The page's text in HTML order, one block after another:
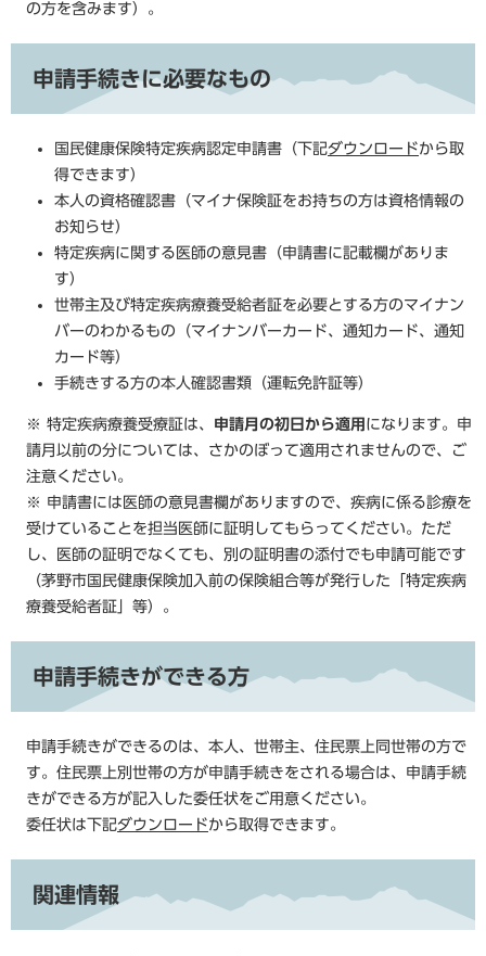
の方を含みます）。
申請手続きに必要なもの
国民健康保険特定疾病認定申請書（下記ダウンロードから取
得できます）
本人の資格確認書（マイナ保険証をお持ちの方は資格情報の
お知らせ）
特定疾病に関する医師の意見書（申請書に記載欄がありま
す）
世帯主及び特定疾病療養受給者証を必要とする方のマイナン
バーのわかるもの（マイナンバーカード、通知カード、通知
カード等）
手続きする方の本人確認書類（運転免許証等）
※ 特定疾病療養受療証は、 申請月の初日から適用 になります。申
請月以前の分については、さかのぼって適用されませんので、ご
注意ください。
※ 申請書には医師の意見書欄がありますので、疾病に係る診療を
受けていることを担当医師に証明してもらってください。ただ
し、医師の証明でなくても、別の証明書の添付でも申請可能です
（茅野市国民健康保険加入前の保険組合等が発行した「特定疾病
療養受給者証」等）。
申請手続きができる方
申請手続きができるのは、本人、世帯主、住民票上同世帯の方で
す。住民票上別世帯の方が申請手続きをされる場合は、申請手続
きができる方が記入した委任状をご用意ください。
委任状は下記ダウンロードから取得できます。
関連情報